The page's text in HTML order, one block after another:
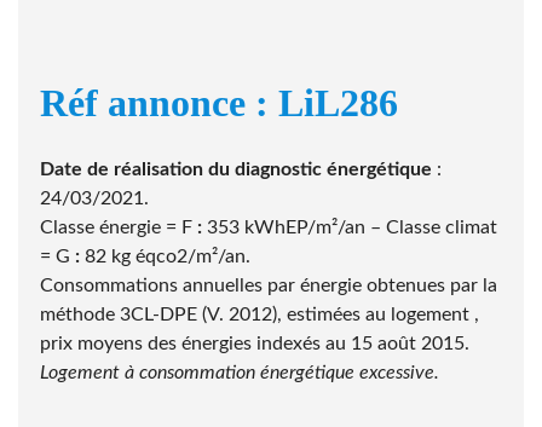
Réf annonce : LiL286
Date de réalisation du diagnostic énergétique :
24/03/2021.
Classe énergie = F : 353 kWhEP/m²/an – Classe climat
= G : 82 kg éqco2/m²/an.
Consommations annuelles par énergie obtenues par la
méthode 3CL-DPE (V. 2012), estimées au logement ,
prix moyens des énergies indexés au 15 août 2015.
Logement à consommation énergétique excessive.